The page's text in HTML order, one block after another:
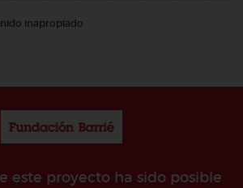
inapropiado
este proyecto ha sido posible